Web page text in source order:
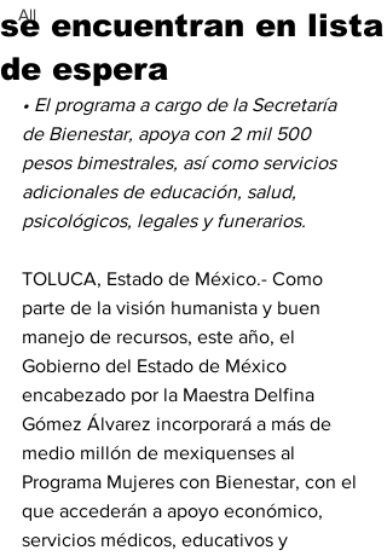
All
se encuentran en lista
de espera
• El programa a cargo de la Secretaría
de Bienestar, apoya con 2 mil 500
pesos bimestrales, así como servicios
adicionales de educación, salud,
psicológicos, legales y funerarios.
TOLUCA, Estado de México.- Como
parte de la visión humanista y buen
manejo de recursos, este año, el
Gobierno del Estado de México
encabezado por la Maestra Delfina
Gómez Álvarez incorporará a más de
medio millón de mexiquenses al
Programa Mujeres con Bienestar, con el
que accederán a apoyo económico,
servicios médicos, educativos y